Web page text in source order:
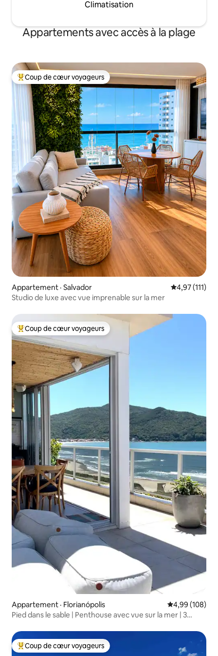
Climatisation
Appartements avec accès à la plage
Coup de cœur voyageurs parmi les plus aimés
Coup de cœur voyageurs
Appartement · Salvador Note
4,97 (111)
Studio de luxe avec vue imprenable sur la mer
Coup de cœur voyageurs parmi les plus aimés
Coup de cœur voyageurs
Appartement · Florianópolis Note
4,99 (108)
Pied dans le sable | Penthouse avec vue sur la mer | 3
Coup de cœur voyageurs parmi les plus aimés
Coup de cœur voyageurs